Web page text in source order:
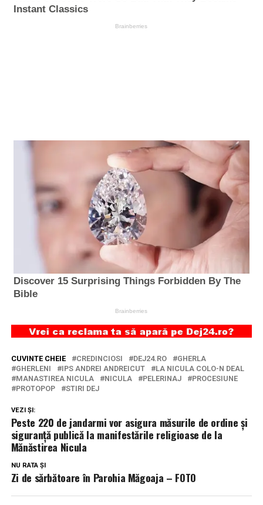
CUVINTE CHEIE CREDINCIOSI DEJ24.RO
GHERLA
GHERLENI
IPS ANDREI ANDREICUT
LA NICULA COLO-N DEAL
MANASTIREA NICULA
NICULA PELERINAJ
PROCESIUNE
PROTOPOP
STIRI DEJ
VEZI ȘI:
Peste 220 de jandarmi vor asigura măsurile de ordine și
siguranță publică la manifestările religioase de la
Mănăstirea Nicula
NU RATA ȘI
Zi de sărbătoare în Parohia Măgoaja – FOTO